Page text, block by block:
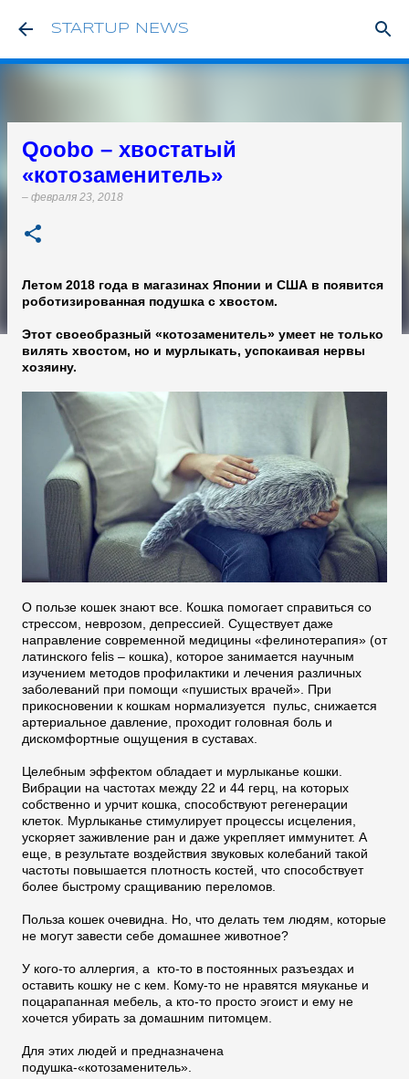
К основному контенту
STARTUP NEWS
Qoobo – хвостатый
«котозаменитель»
– февраля 23, 2018
Летом 2018 года в магазинах Японии и США в появится
роботизированная подушка с хвостом.
Этот своеобразный «котозаменитель» умеет не только
вилять хвостом, но и мурлыкать, успокаивая нервы
хозяину.
О пользе кошек знают все. Кошка помогает справиться со
стрессом, неврозом, депрессией. Существует даже
направление современной медицины «фелинотерапия» (от
латинского felis – кошка), которое занимается научным
изучением методов профилактики и лечения различных
заболеваний при помощи «пушистых врачей». При
прикосновении к кошкам нормализуется пульс, снижается
артериальное давление, проходит головная боль и
дискомфортные ощущения в суставах.
Целебным эффектом обладает и мурлыканье кошки.
Вибрации на частотах между 22 и 44 герц, на которых
собственно и урчит кошка, способствуют регенерации
клеток. Мурлыканье стимулирует процессы исцеления,
ускоряет заживление ран и даже укрепляет иммунитет. А
еще, в результате воздействия звуковых колебаний такой
частоты повышается плотность костей, что способствует
более быстрому сращиванию переломов.
Польза кошек очевидна. Но, что делать тем людям, которые
не могут завести себе домашнее животное?
У кого-то аллергия, а кто-то в постоянных разъездах и
оставить кошку не с кем. Кому-то не нравятся мяуканье и
поцарапанная мебель, а кто-то просто эгоист и ему не
хочется убирать за домашним питомцем.
Для этих людей и предназначена
подушка-«котозаменитель».